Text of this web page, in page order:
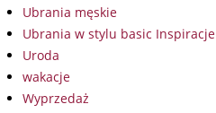
Ubrania męskie
Ubrania w stylu basic Inspiracje
Uroda
wakacje
Wyprzedaż